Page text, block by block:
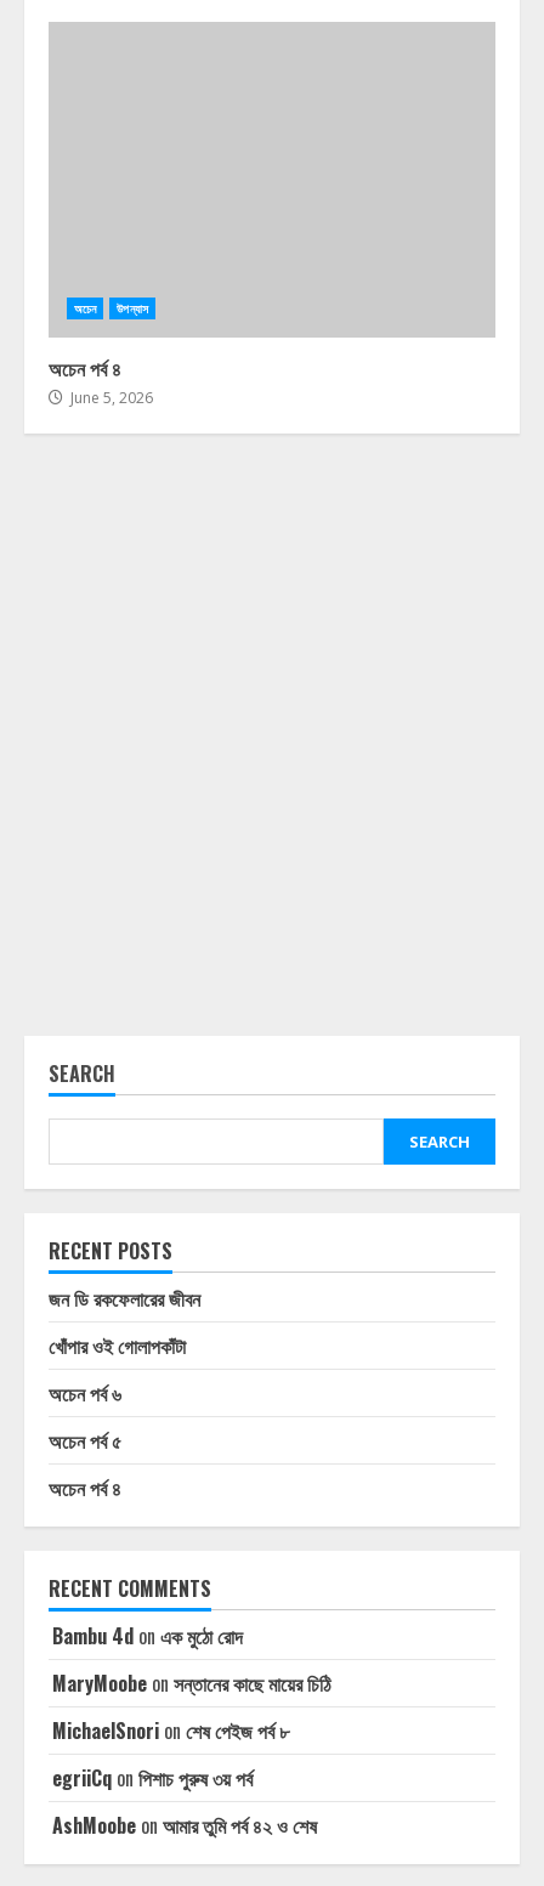
অচেন উপন্যাস
অচেন পর্ব ৪
June 5, 2026
SEARCH
SEARCH
RECENT POSTS
জন ডি রকফেলারের জীবন
খোঁপার ওই গোলাপকাঁটা
অচেন পর্ব ৬
অচেন পর্ব ৫
অচেন পর্ব ৪
RECENT COMMENTS
Bambu 4d on এক মুঠো রোদ
MaryMoobe on সন্তানের কাছে মায়ের চিঠি
MichaelSnori on শেষ পেইজ পর্ব ৮
egriiCq on পিশাচ পুরুষ ৩য় পর্ব
AshMoobe on আমার তুমি পর্ব ৪২ ও শেষ